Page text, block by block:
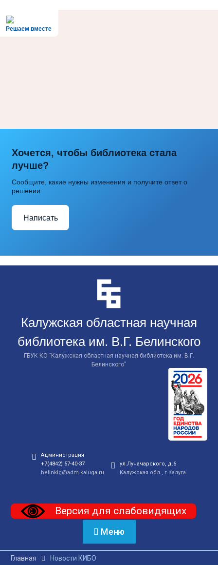
Решаем вместе
Хочется, чтобы библиотека стала
лучше?
Сообщите, какие нужны изменения и получите ответ о
решении
Написать
Калужская областная научная
библиотека им. В.Г. Белинского
ГБУК КО "Калужская областная научная библиотека им. В.Г.
Белинского"
Администрация
+7(4842) 57-40-37
belinklg@adm.kaluga.ru
ул.Луначарского, д.6
Калужская обл., г.Калуга
Версия для слабовидящих
Меню
Главная Новости КИБО